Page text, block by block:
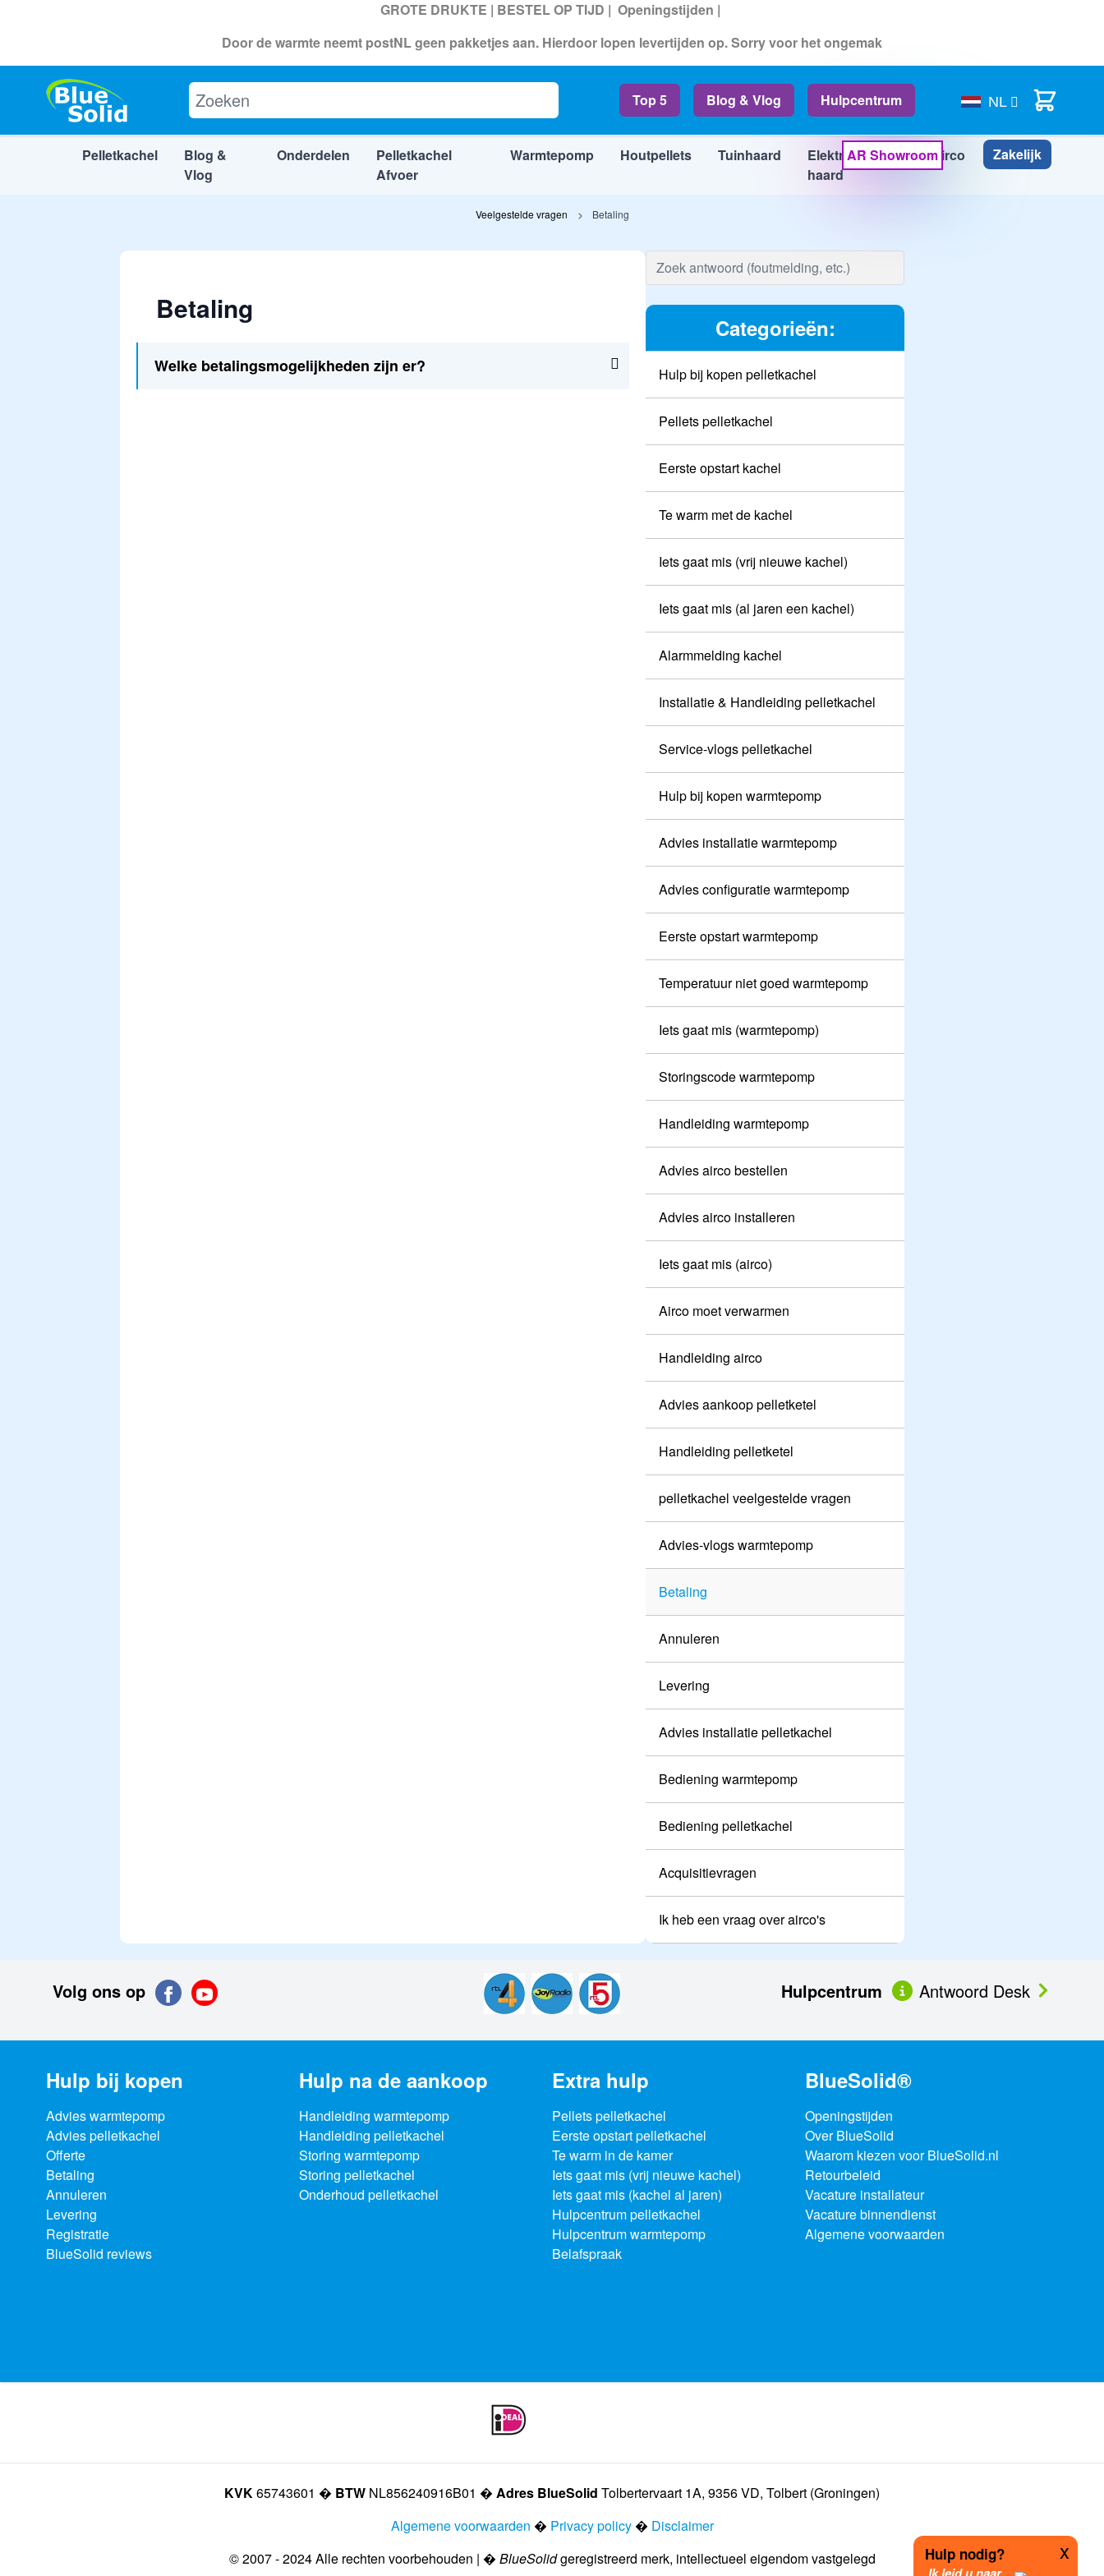
GROTE DRUKTE | BESTEL OP TIJD | Openingstijden |
Door de warmte neemt postNL geen pakketjes aan. Hierdoor lopen levertijden op. Sorry voor het ongemak
Top 5 Blog & Vlog Hulpcentrum NL Cart
Pelletkachel
Blog &
Vlog
Onderdelen
Pelletkachel
Afvoer
Warmtepomp Houtpellets Tuinhaard
Elektrische
haard
Airco Info
AR Showroom Zakelijk
Veelgestelde vragen Betaling
Betaling
Welke betalingsmogelijkheden zijn er?
Categorieën:
Hulp bij kopen pelletkachel
Pellets pelletkachel
Eerste opstart kachel
Te warm met de kachel
Iets gaat mis (vrij nieuwe kachel)
Iets gaat mis (al jaren een kachel)
Alarmmelding kachel
Installatie & Handleiding pelletkachel
Service-vlogs pelletkachel
Hulp bij kopen warmtepomp
Advies installatie warmtepomp
Advies configuratie warmtepomp
Eerste opstart warmtepomp
Temperatuur niet goed warmtepomp
Iets gaat mis (warmtepomp)
Storingscode warmtepomp
Handleiding warmtepomp
Advies airco bestellen
Advies airco installeren
Iets gaat mis (airco)
Airco moet verwarmen
Handleiding airco
Advies aankoop pelletketel
Handleiding pelletketel
pelletkachel veelgestelde vragen
Advies-vlogs warmtepomp
Betaling
Annuleren
Levering
Advies installatie pelletkachel
Bediening warmtepomp
Bediening pelletkachel
Acquisitievragen
Ik heb een vraag over airco's
Volg ons op Hulpcentrum Antwoord Desk
Hulp bij kopen
Advies warmtepomp
Advies pelletkachel
Offerte
Betaling
Annuleren
Levering
Registratie
BlueSolid reviews
Hulp na de aankoop
Handleiding warmtepomp
Handleiding pelletkachel
Storing warmtepomp
Storing pelletkachel
Onderhoud pelletkachel
Extra hulp
Pellets pelletkachel
Eerste opstart pelletkachel
Te warm in de kamer
Iets gaat mis (vrij nieuwe kachel)
Iets gaat mis (kachel al jaren)
Hulpcentrum pelletkachel
Hulpcentrum warmtepomp
Belafspraak
BlueSolid®
Openingstijden
Over BlueSolid
Waarom kiezen voor BlueSolid.nl
Retourbeleid
Vacature installateur
Vacature binnendienst
Algemene voorwaarden
KVK65743601 � BTW NL856240916B01 � Adres BlueSolid Tolbertervaart 1A, 9356 VD, Tolbert (Groningen)
Algemene voorwaarden � Privacy policy� Disclaimer
© 2007 - 2024 Alle rechten voorbehouden | � BlueSolidgeregistreerd merk, intellectueel eigendom vastgelegd x
Hulp nodig?